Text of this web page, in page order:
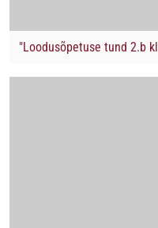
"Loodusõpetuse tund 2.b